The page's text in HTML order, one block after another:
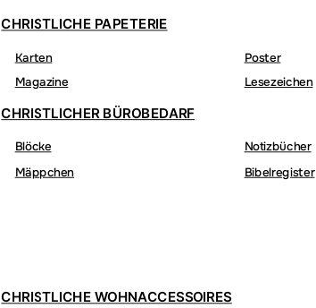
CHRISTLICHE PAPETERIE
Karten Poster
Magazine
Lesezeichen
CHRISTLICHER BÜROBEDARF
Blöcke Notizbücher
Mäppchen
Bibelregister
CHRISTLICHE WOHNACCESSOIRES